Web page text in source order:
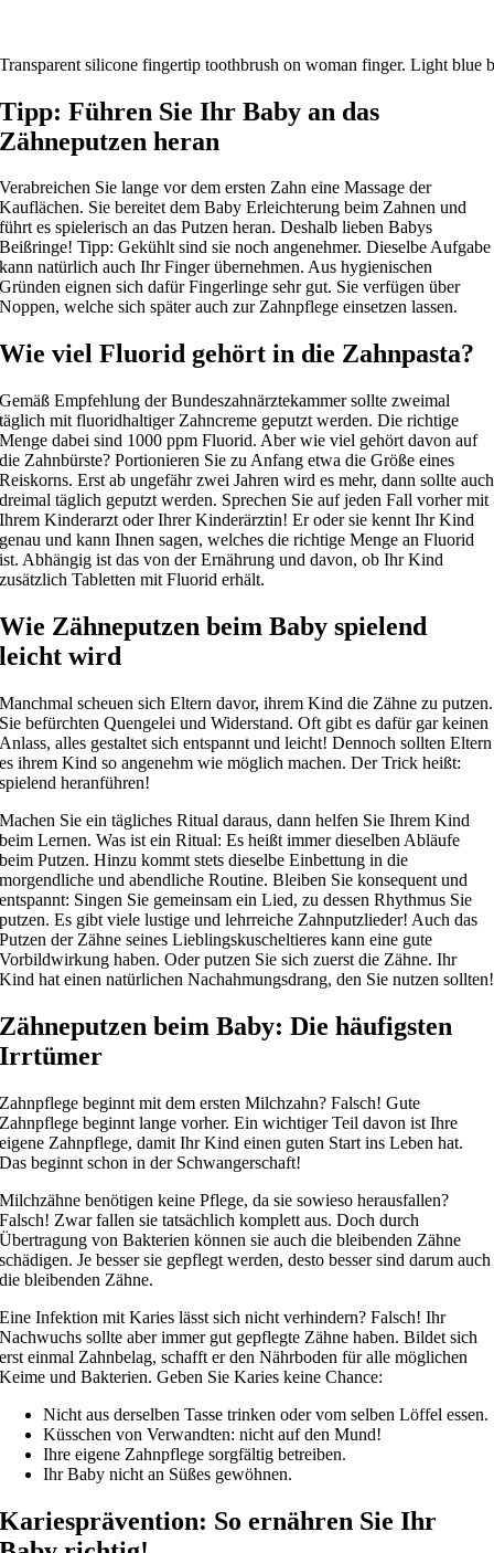
Transparent silicone fingertip toothbrush on woman finger. Light blue
Tipp: Führen Sie Ihr Baby an das
Zähneputzen heran
Verabreichen Sie lange vor dem ersten Zahn eine Massage der
Kauflächen. Sie bereitet dem Baby Erleichterung beim Zahnen und
führt es spielerisch an das Putzen heran. Deshalb lieben Babys
Beißringe! Tipp: Gekühlt sind sie noch angenehmer. Dieselbe Aufgabe
kann natürlich auch Ihr Finger übernehmen. Aus hygienischen
Gründen eignen sich dafür Fingerlinge sehr gut. Sie verfügen über
Noppen, welche sich später auch zur Zahnpflege einsetzen lassen.
Wie viel Fluorid gehört in die Zahnpasta?
Gemäß Empfehlung der Bundeszahnärztekammer sollte zweimal
täglich mit fluoridhaltiger Zahncreme geputzt werden. Die richtige
Menge dabei sind 1000 ppm Fluorid. Aber wie viel gehört davon auf
die Zahnbürste? Portionieren Sie zu Anfang etwa die Größe eines
Reiskorns. Erst ab ungefähr zwei Jahren wird es mehr, dann sollte auch
dreimal täglich geputzt werden. Sprechen Sie auf jeden Fall vorher mit
Ihrem Kinderarzt oder Ihrer Kinderärztin! Er oder sie kennt Ihr Kind
genau und kann Ihnen sagen, welches die richtige Menge an Fluorid
ist. Abhängig ist das von der Ernährung und davon, ob Ihr Kind
zusätzlich Tabletten mit Fluorid erhält.
Wie Zähneputzen beim Baby spielend
leicht wird
Manchmal scheuen sich Eltern davor, ihrem Kind die Zähne zu putzen.
Sie befürchten Quengelei und Widerstand. Oft gibt es dafür gar keinen
Anlass, alles gestaltet sich entspannt und leicht! Dennoch sollten Eltern
es ihrem Kind so angenehm wie möglich machen. Der Trick heißt:
spielend heranführen!
Machen Sie ein tägliches Ritual daraus, dann helfen Sie Ihrem Kind
beim Lernen. Was ist ein Ritual: Es heißt immer dieselben Abläufe
beim Putzen. Hinzu kommt stets dieselbe Einbettung in die
morgendliche und abendliche Routine. Bleiben Sie konsequent und
entspannt: Singen Sie gemeinsam ein Lied, zu dessen Rhythmus Sie
putzen. Es gibt viele lustige und lehrreiche Zahnputzlieder! Auch das
Putzen der Zähne seines Lieblingskuscheltieres kann eine gute
Vorbildwirkung haben. Oder putzen Sie sich zuerst die Zähne. Ihr
Kind hat einen natürlichen Nachahmungsdrang, den Sie nutzen sollten!
Zähneputzen beim Baby: Die häufigsten
Irrtümer
Zahnpflege beginnt mit dem ersten Milchzahn? Falsch! Gute
Zahnpflege beginnt lange vorher. Ein wichtiger Teil davon ist Ihre
eigene Zahnpflege, damit Ihr Kind einen guten Start ins Leben hat.
Das beginnt schon in der Schwangerschaft!
Milchzähne benötigen keine Pflege, da sie sowieso herausfallen?
Falsch! Zwar fallen sie tatsächlich komplett aus. Doch durch
Übertragung von Bakterien können sie auch die bleibenden Zähne
schädigen. Je besser sie gepflegt werden, desto besser sind darum auch
die bleibenden Zähne.
Eine Infektion mit Karies lässt sich nicht verhindern? Falsch! Ihr
Nachwuchs sollte aber immer gut gepflegte Zähne haben. Bildet sich
erst einmal Zahnbelag, schafft er den Nährboden für alle möglichen
Keime und Bakterien. Geben Sie Karies keine Chance:
Nicht aus derselben Tasse trinken oder vom selben Löffel essen.
Küsschen von Verwandten: nicht auf den Mund!
Ihre eigene Zahnpflege sorgfältig betreiben.
Ihr Baby nicht an Süßes gewöhnen.
Kariesprävention: So ernähren Sie Ihr